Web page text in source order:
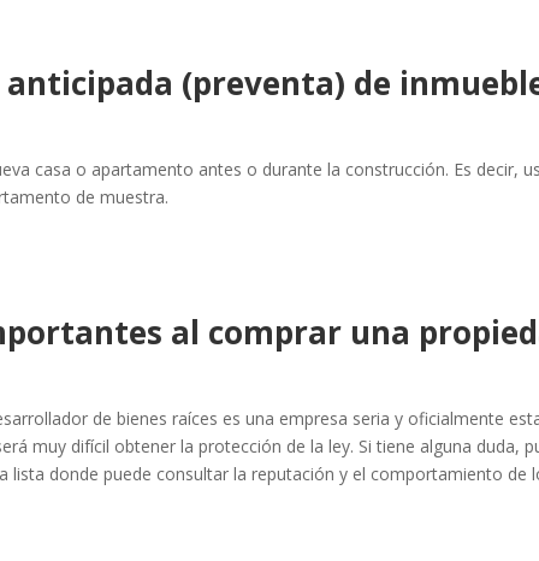
anticipada (preventa) de
casa o apartamento antes o durante la construcción. Es decir,
de muestra.
al comprar una
de bienes raíces es una empresa seria y oficialmente
muy difícil obtener la protección de la ley. Si tiene alguna duda,
lista donde puede consultar la reputación y el comportamiento de